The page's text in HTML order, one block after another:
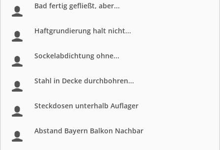
Bad fertig gefließt, aber...
Haftgrundierung halt nicht...
Sockelabdichtung ohne...
Stahl in Decke durchbohren...
Steckdosen unterhalb Auflager
Abstand Bayern Balkon Nachbar